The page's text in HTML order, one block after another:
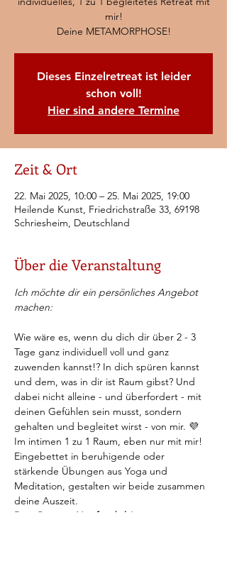
mir!
Deine METAMORPHOSE!
Dieses Einzelretreat ist leider
schon voll!
Hier sind andere Termine
Zeit & Ort
22. Mai 2025, 10:00 – 25. Mai 2025, 19:00
Heilende Kunst, Friedrichstraße 33, 69198
Schriesheim, Deutschland
Über die Veranstaltung
Ich möchte dir ein persönliches Angebot
machen:
Wie wäre es, wenn du dich dir über 2 - 3
Tage ganz individuell voll und ganz
zuwenden kannst!? In dich spüren kannst
und dem, was in dir ist Raum gibst? Und
dabei nicht alleine - und überfordert - mit
deinen Gefühlen sein musst, sondern
gehalten und begleitet wirst - von mir. 💜
Im intimen 1 zu 1 Raum, eben nur mit mir!
Eingebettet in beruhigende oder
stärkende Übungen aus Yoga und
Meditation, gestalten wir beide zusammen
deine Auszeit.
Dein Retreat. Nur für dich!